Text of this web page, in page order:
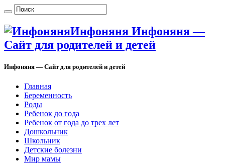
Инфоняня Инфоняня —
Сайт для родителей и детей
Инфоняня — Сайт для родителей и детей
Главная
Беременность
Роды
Ребенок до года
Ребенок от года до трех лет
Дошкольник
Школьник
Детские болезни
Мир мамы